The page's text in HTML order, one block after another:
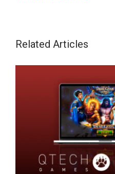
Related Articles